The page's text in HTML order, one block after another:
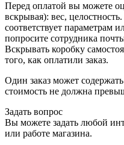
Перед оплатой вы можете
вскрывая): вес,
соответствует параметрам
попросите сотрудника
Вскрывать коробку
того, как оплатили заказ.
Один заказ может
стоимость не должна
Задать вопрос
Вы можете задать любой
или работе магазина.